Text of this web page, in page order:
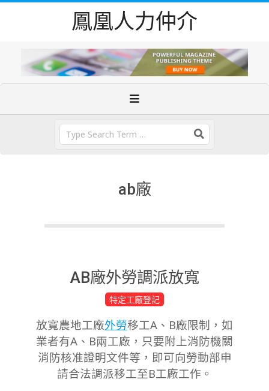
鳳凰人力仲介
ab廠
AB廠外勞調派放寬
20
特定工廠登記
放寬農地工廠外勞移工A、B廠限制，如
業者有A、B兩工廠，只要附上消防機關
消防核准證明文件等，即可向勞動部申
請合法調派移工至B工廠工作。